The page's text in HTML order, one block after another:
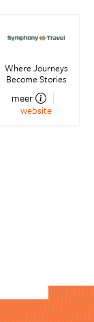
Where Journeys
Become Stories
meer
website